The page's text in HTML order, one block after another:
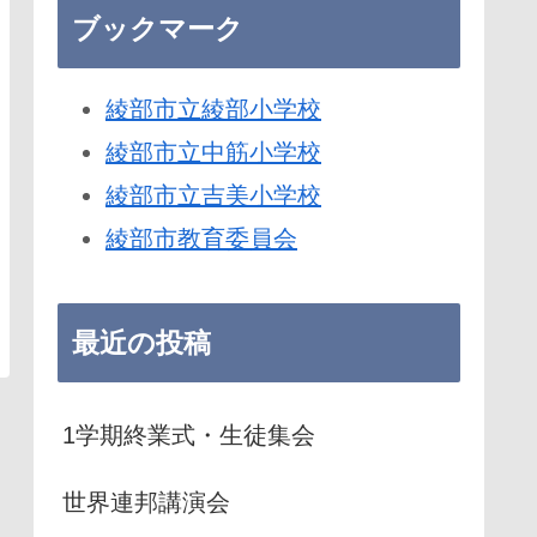
ブックマーク
綾部市立綾部小学校
綾部市立中筋小学校
綾部市立吉美小学校
綾部市教育委員会
最近の投稿
1学期終業式・生徒集会
世界連邦講演会